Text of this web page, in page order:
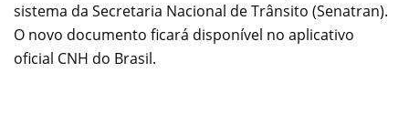
sistema da Secretaria Nacional de Trânsito (Senatran).
O novo documento ficará disponível no aplicativo
oficial CNH do Brasil.